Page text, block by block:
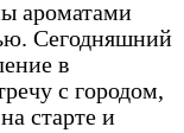
ароматами
Сегодняшний
в
с городом,
старте и